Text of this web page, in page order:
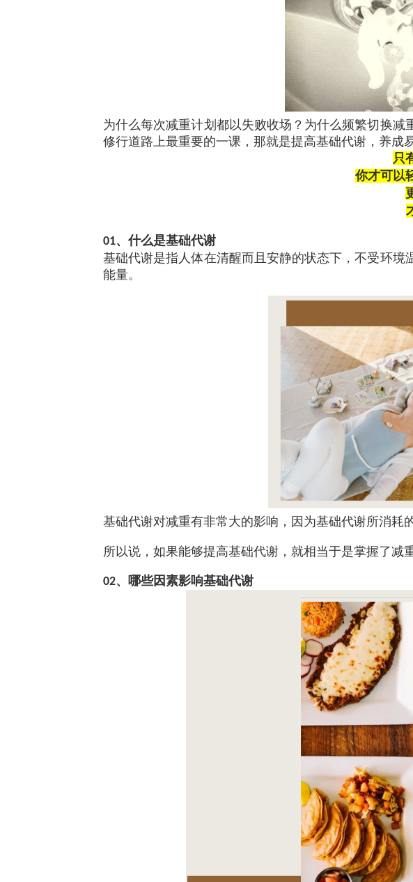
为什么每次减重计划都以失败收场？为什么频繁切换
修行道路上最重要的一课，那就是提高基础代谢，养成
只
你才可以
01、什么是基础代谢
基础代谢是指人体在清醒而且安静的状态下，不受环
能量。
基础代谢对减重有非常大的影响，因为基础代谢所消耗
所以说，如果能够提高基础代谢，就相当于是掌握了减
02、哪些因素影响基础代谢